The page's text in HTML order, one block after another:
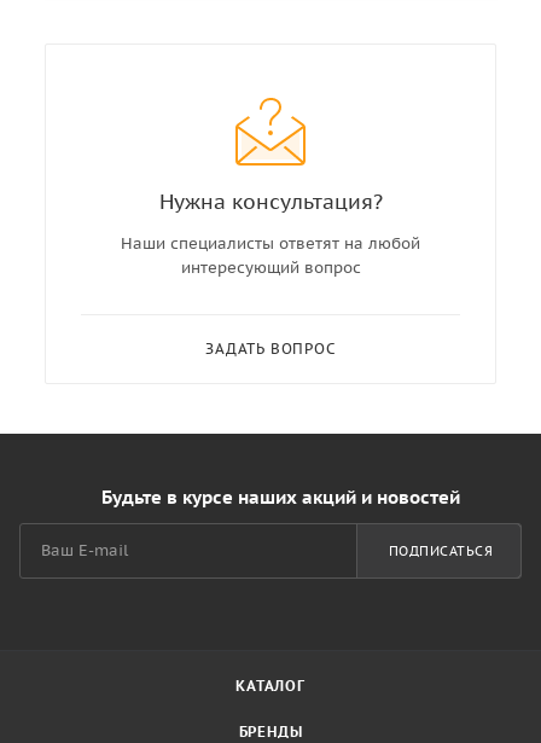
Нужна консультация?
Наши специалисты ответят на любой
интересующий вопрос
ЗАДАТЬ ВОПРОС
Будьте в курсе наших акций и новостей
ПОДПИСАТЬСЯ
КАТАЛОГ
БРЕНДЫ